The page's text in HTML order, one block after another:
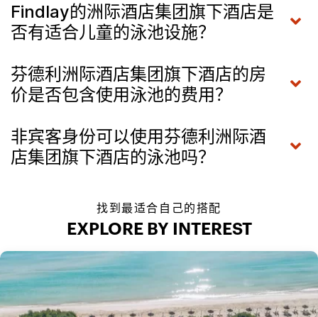
Findlay的洲际酒店集团旗下酒店是
否有适合儿童的泳池设施？
芬德利洲际酒店集团旗下酒店的房
价是否包含使用泳池的费用？
非宾客身份可以使用芬德利洲际酒
店集团旗下酒店的泳池吗？
找到最适合自己的搭配
EXPLORE BY INTEREST